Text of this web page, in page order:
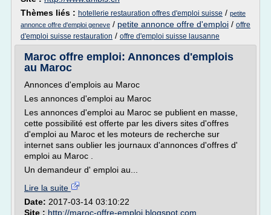
Thèmes liés : hotellerie restauration offres d'emploi suisse / petite
annonce offre d'emploi geneve / petite annonce offre d'emploi / offre
d'emploi suisse restauration / offre d'emploi suisse lausanne
Maroc offre emploi: Annonces d'emplois
au Maroc
Annonces d'emplois au Maroc
Les annonces d'emploi au Maroc
Les annonces d'emploi au Maroc se publient en masse,
cette possibilité est offerte par les divers sites d'offres
d'emploi au Maroc et les moteurs de recherche sur
internet sans oublier les journaux d'annonces d'offres d'
emploi au Maroc .
Un demandeur d' emploi au...
Lire la suite
Date: 2017-03-14 03:10:22
Site : http://maroc-offre-emploi.blogspot.com